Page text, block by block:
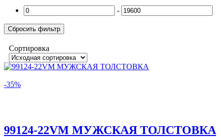
-
Сбросить фильтр
Сортировка
-35%
99124-22VM МУЖСКАЯ ТОЛСТОВКА